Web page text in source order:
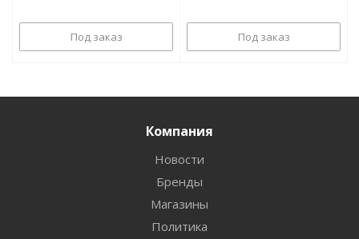
Под заказ Под заказ
Компания
Новости
Бренды
Магазины
Политика